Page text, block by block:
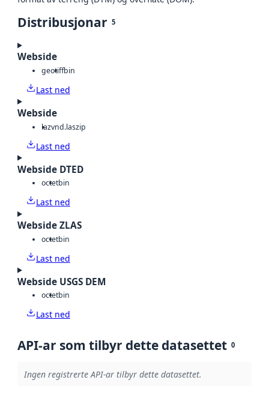
Distribusjonar 5
Webside
geotiffbin
Last ned
Webside
lazvnd.laszip
Last ned
Webside DTED
octetbin
Last ned
Webside ZLAS
octetbin
Last ned
Webside USGS DEM
octetbin
Last ned
API-ar som tilbyr dette datasettet 0
Ingen registrerte API-ar tilbyr dette datasettet.